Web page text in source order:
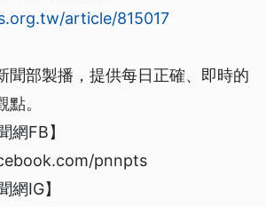
article/815017
聞部製播，提供每日正確、即時的
。
網FB】
pnnpts
IG】